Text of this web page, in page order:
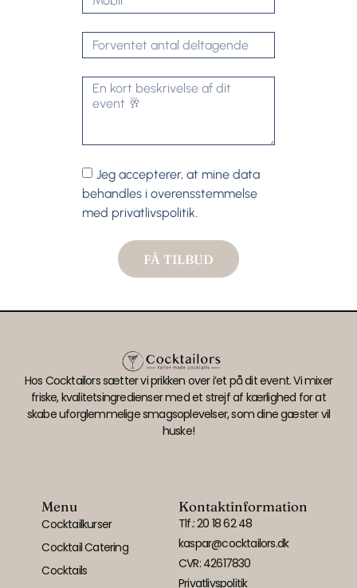
Jeg accepterer, at mine data
behandles i overensstemmelse
med privatlivspolitik.
FÅ TILBUD
Hos Cocktailors sætter vi prikken over i’et på dit event. Vi mixer
friske, kvalitetsingredienser med et strejf af kærlighed for at
skabe uforglemmelige smagsoplevelser, som dine gæster vil
huske!
Menu
Cocktailkurser
Cocktail Catering
Cocktails
Kontaktinformation
Tlf.: 20 18 62 48
kaspar@cocktailors.dk
CVR: 42617830
Privatlivspolitik